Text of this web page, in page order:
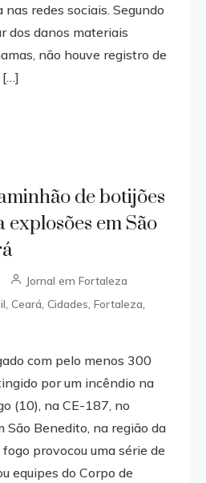
redes sociais. Segundo
dos danos materiais
não houve registro de
[…]
de botijões
explosões em São
Jornal em Fortaleza
,Ceará ,Cidades ,Fortaleza
com pelo menos 300
por um incêndio na
(10), na CE-187, no
São Benedito, na região da
provocou uma série de
equipes do Corpo de